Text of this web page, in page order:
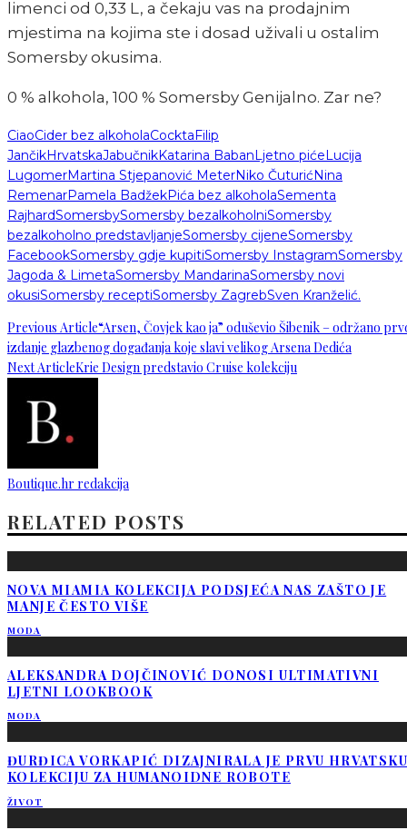
limenci od 0,33 L, a čekaju vas na prodajnim
mjestima na kojima ste i dosad uživali u ostalim
Somersby okusima.
0 % alkohola, 100 % Somersby Genijalno. Zar ne?
CiaoCider bez alkoholaCocktaFilip
JančikHrvatskaJabučnikKatarina BabanLjetno pićeLucija
LugomerMartina Stjepanović MeterNiko ČuturićNina
RemenarPamela BadžekPića bez alkoholaSementa
RajhardSomersbySomersby bezalkoholniSomersby
bezalkoholno predstavljanjeSomersby cijeneSomersby
FacebookSomersby gdje kupitiSomersby InstagramSomersby
Jagoda & LimetaSomersby MandarinaSomersby novi
okusiSomersby receptiSomersby ZagrebSven Kranželić.
Previous Article“Arsen, Čovjek kao ja” oduševio Šibenik – održano
izdanje glazbenog događanja koje slavi velikog Arsena Dedića
Next ArticleKrie Design predstavio Cruise kolekciju
Boutique.hr redakcija
RELATED POSTS
NOVA MIAMIA KOLEKCIJA PODSJEĆA NAS ZAŠTO JE
MANJE ČESTO VIŠE
MODA
ALEKSANDRA DOJČINOVIĆ DONOSI ULTIMATIVNI
LJETNI LOOKBOOK
MODA
ĐURĐICA VORKAPIĆ DIZAJNIRALA JE PRVU HRVATSKU
KOLEKCIJU ZA HUMANOIDNE ROBOTE
ŽIVOT